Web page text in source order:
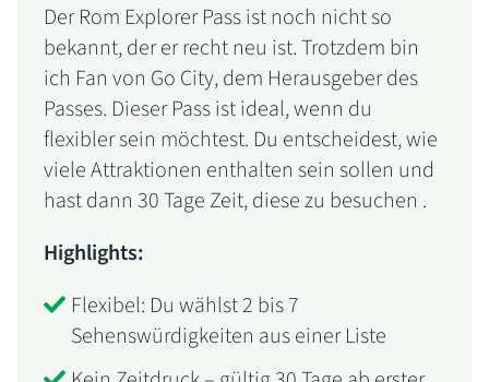
Der Rom Explorer Pass ist noch nicht so
bekannt, der er recht neu ist. Trotzdem bin
ich Fan von Go City, dem Herausgeber des
Passes. Dieser Pass ist ideal, wenn du
flexibler sein möchtest. Du entscheidest, wie
viele Attraktionen enthalten sein sollen und
hast dann 30 Tage Zeit, diese zu besuchen .
Highlights:
Flexibel: Du wählst 2 bis 7
Sehenswürdigkeiten aus einer Liste